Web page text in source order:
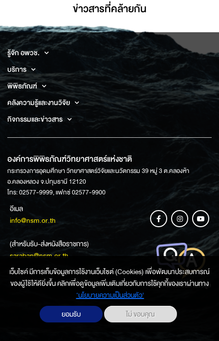
ข่าวสารที่่คล้ายกัน
รู้จัก อพวช.
บริการ
พิพิธภัณฑ์
คลังความรู้และงานวิจัย
กิจกรรมและข่าวสาร
องค์การพิพิธภัณฑ์วิทยาศาสตร์แห่งชาติ
กระทรวงการอุดมศึกษา วิทยาศาสตร์วิจัยและนวัตกรรม 39 หมู่ 3 ต.คลองห้า
อ.คลองหลวง จ.ปทุมธานี 12120
โทร: 02577-9999, แฟกซ์ 02577-9900
อีเมล
info@nsm.or.th
(สำหรับรับ-ส่งหนังสือราชการ)
saraban@nsm.or.th
ช่องทางการสอบถามข้อมูล
เว็บไซค์ มีการเก็บข้อมูลการใช้งานเว็บไซต์ (Cookies) เพื่อพัฒนาประสบการณ์
ของผู้ใช้ให้ดียิ่งขึ้น คลิกเพื่อดูข้อมูลเพิ่มเติมเกี่ยวกับการใช้คุกกี้ของเราผ่านทาง
‘นโยบายความเป็นส่วนตัว'
ยอมรับ
ไม่ ขอบคุณ